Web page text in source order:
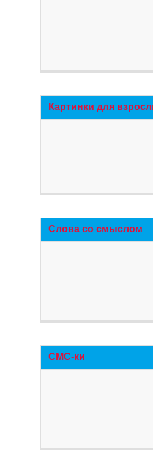
Картинки для
Слова со смыслом
СМС-ки